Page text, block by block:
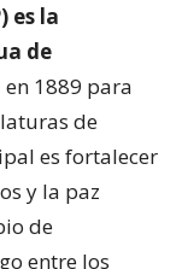
es la
de
1889 para
de
es fortalecer
y la paz
de
entre los